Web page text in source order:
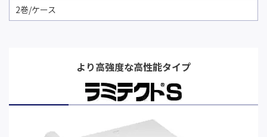
2巻/ケース
より高強度な高性能タイプ